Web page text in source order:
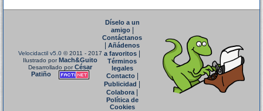
Velocidactil v5.0 © 2011 - 2017
Ilustrado porMach&Guito
Desarrollado porCésar
Patiño
Díselo a un
amigo|
Contáctanos
Añádenos
a favoritos
Términos
legales
Contacto|
Publicidad
Colabora|
Política de
Cookies